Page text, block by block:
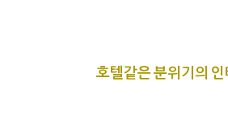
호텔같은 분위기의 인